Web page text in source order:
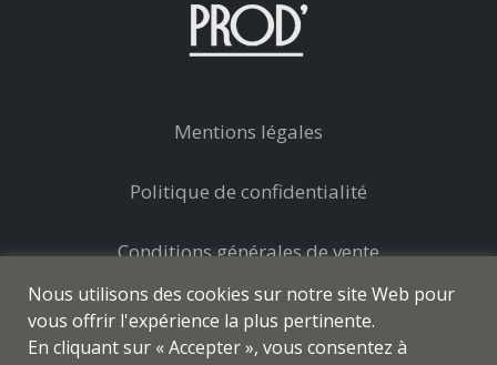
Mentions légales
Politique de confidentialité
Conditions générales de vente
Nous utilisons des cookies sur notre site Web pour
vous offrir l'expérience la plus pertinente.
En cliquant sur « Accepter », vous consentez à